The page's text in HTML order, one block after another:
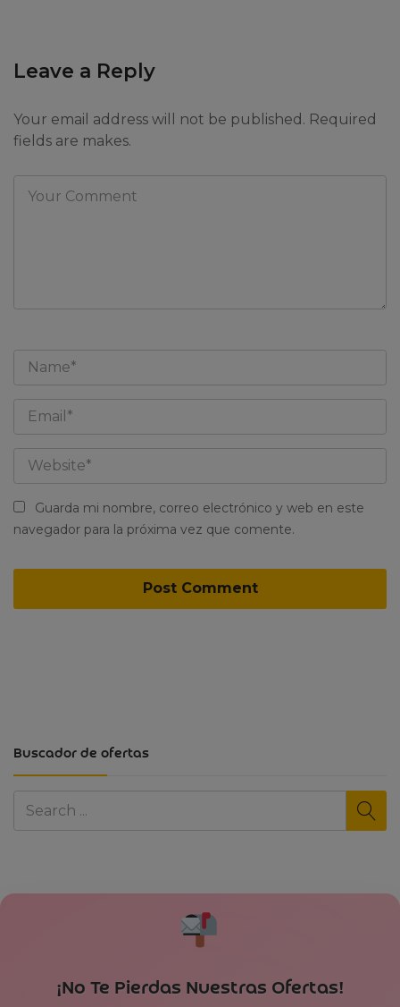
Buscador de ofertas
Leave a Reply
Your email address will not be published. Required
fields are makes.
Guarda mi nombre, correo electrónico y web en este
navegador para la próxima vez que comente.
¡No Te Pierdas Nuestras Ofertas!